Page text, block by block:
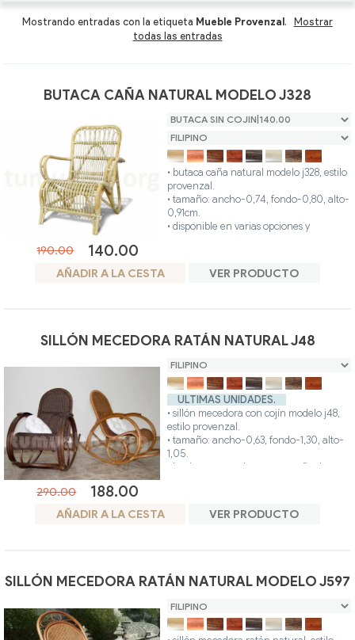
Mostrando entradas con la etiqueta Mueble Provenzal.
Mostrar
todas las entradas
BUTACA CAÑA NATURAL MODELO J328
190.00 140.00
• butaca caña natural modelo j328, estilo
provenzal.
• tamaño: ancho-0,74, fondo-0,80, alto-
0,91cm.
• disponible en varias opciones y
es único y personalizado.
• ideal para interior o exterior (terraza
• colores disponibles: filipino, miel, nogal,
teca, wengue, blanco, gris, avellana.
• posibilidad otros colores.
AÑADIR A LA CESTA VER PRODUCTO
SILLÓN MECEDORA RATÁN NATURAL J48
290.00 188.00
ULTIMAS UNIDADES.
• sillón mecedora con cojín modelo j48,
estilo provenzal.
• tamaño: ancho-0,63, fondo-1,30, alto-
1,05.
• hecho artesanalmente en caña de
teca, wengue, blanco, gris, avellana.
• posibilidad otros colores.
AÑADIR A LA CESTA VER PRODUCTO
SILLÓN MECEDORA RATÁN NATURAL MODELO J597
Composiciones y Modulares
Recibidores
Auxiliares para comedor
Auxiliares para comedor oferta